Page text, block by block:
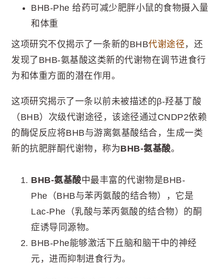
BHB-Phe 给药可减少肥胖小鼠的食物摄入量
和体重
这项研究不仅揭示了一条新的BHB代谢途径 ，还
发现了BHB-氨基酸这类新的代谢物在调节进食行
为和体重方面的潜在作用。
这项研究揭示了一条以前未被描述的β-羟基丁酸
（BHB）次级代谢途径，该途径通过CNDP2依赖
的酶促反应将BHB与游离氨基酸结合，生成一类
新的抗肥胖酮代谢物，称为BHB-氨基酸。
BHB-氨基酸中最丰富的代谢物是BHB-
Phe（BHB与苯丙氨酸的结合物），它是
Lac-Phe（乳酸与苯丙氨酸的结合物）的酮
症诱导同源物。
BHB-Phe能够激活下丘脑和脑干中的神经
元，进而抑制进食行为。